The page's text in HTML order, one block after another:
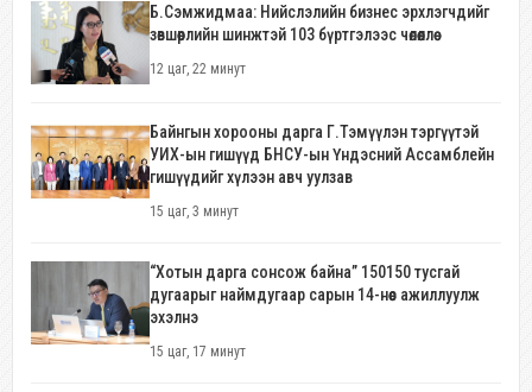
Б.Сэмжидмаа: Нийслэлийн бизнес эрхлэгчдийг
зөвшөөрлийн шинжтэй 103 бүртгэлээс чөлөөллөө
12 цаг, 22 минут
Байнгын хорооны дарга Г.Тэмүүлэн тэргүүтэй
УИХ-ын гишүүд БНСУ-ын Үндэсний Ассамблейн
гишүүдийг хүлээн авч уулзав
15 цаг, 3 минут
“Хотын дарга сонсож байна” 150150 тусгай
дугаарыг наймдугаар сарын 14-нөөс ажиллуулж
эхэлнэ
15 цаг, 17 минут